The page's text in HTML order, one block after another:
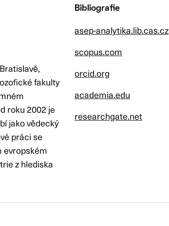
fakulty
roku 2002 je
jako vědecký
práci se
evropském
z hlediska
Bibliografie
asep-analytika.lib.cas.cz
scopus.com
orcid.org
academia.edu
researchgate.net